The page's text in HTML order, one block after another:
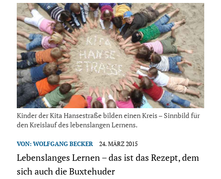
Kinder der Kita Hansestraße bilden einen Kreis – Sinnbild für
den Kreislauf des lebenslangen Lernens.
VON: WOLFGANG BECKER 24. MÄRZ 2015
Lebenslanges Lernen – das ist das Rezept, dem
sich auch die Buxtehuder